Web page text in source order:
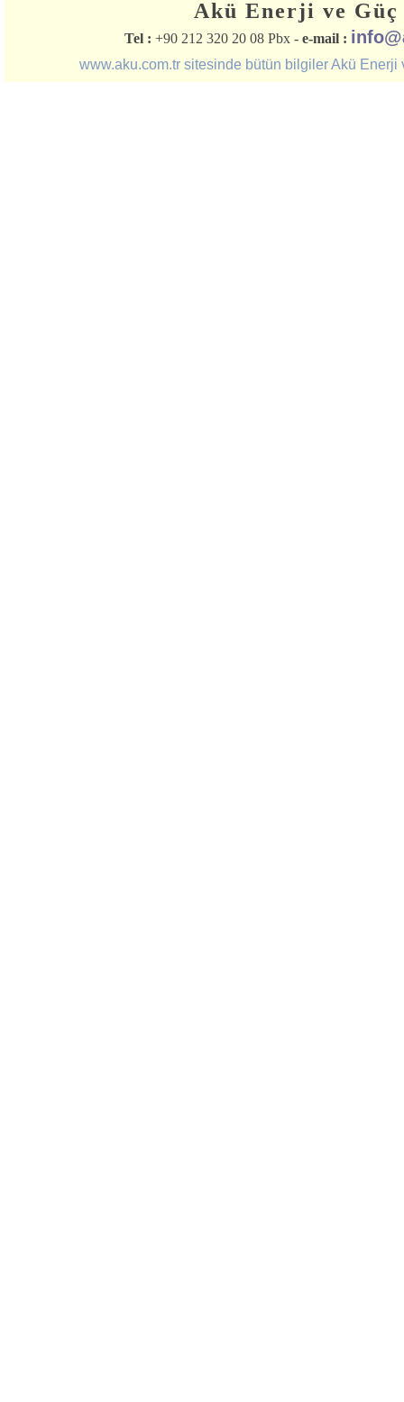
Akü Enerji ve
Tel : +90 212 320 20 08 Pbx - e-mail :
www.aku.com.tr sitesinde bütün bilgiler Akü